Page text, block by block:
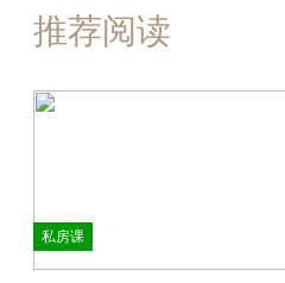
推荐阅读
私房课